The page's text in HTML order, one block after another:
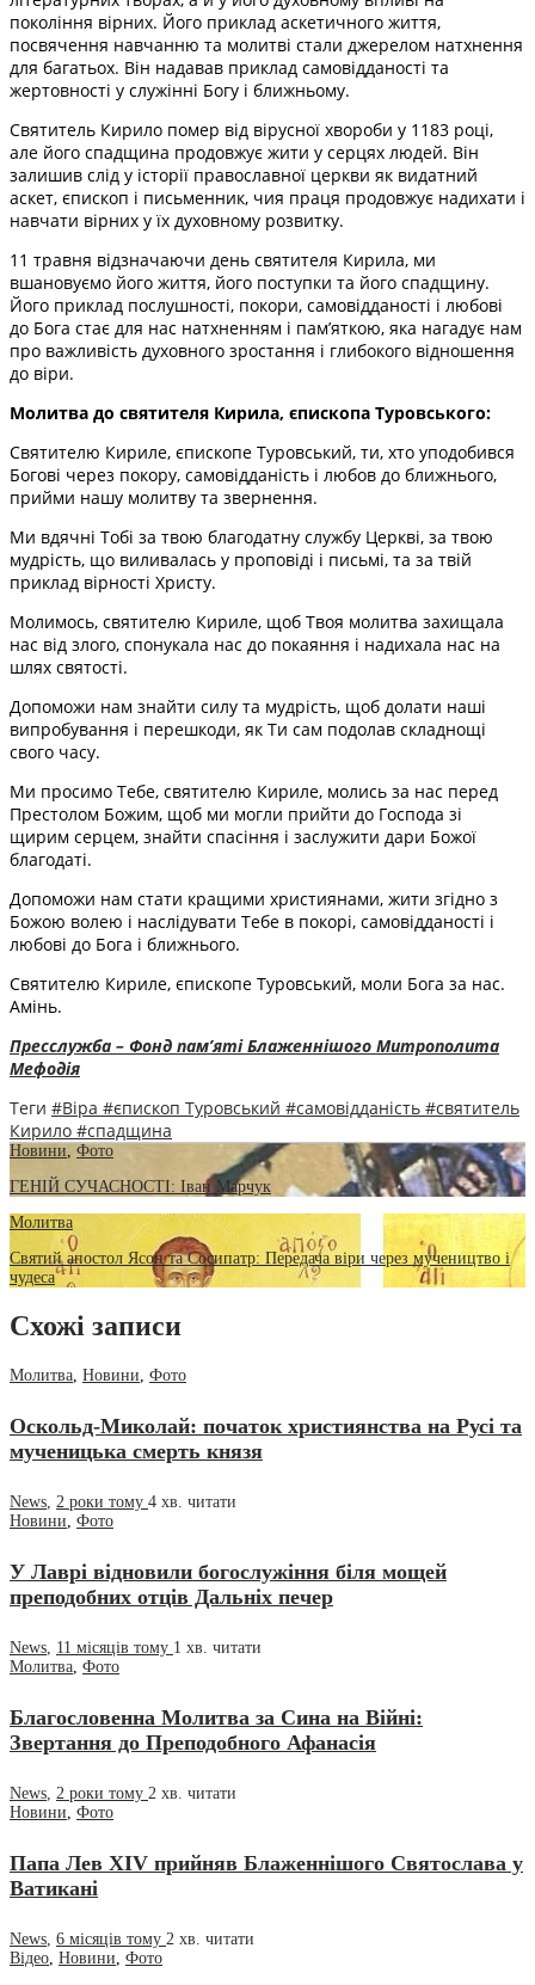
покоління вірних. Його приклад аскетичного життя,
посвячення навчанню та молитві стали джерелом натхнення
для багатьох. Він надавав приклад самовідданості та
жертовності у служінні Богу і ближньому.
Святитель Кирило помер від вірусної хвороби у 1183 році,
але його спадщина продовжує жити у серцях людей. Він
залишив слід у історії православної церкви як видатний
аскет, єпископ і письменник, чия праця продовжує надихати і
навчати вірних у їх духовному розвитку.
11 травня відзначаючи день святителя Кирила, ми
вшановуємо його життя, його поступки та його спадщину.
Його приклад послушності, покори, самовідданості і любові
до Бога стає для нас натхненням і пам’яткою, яка нагадує нам
про важливість духовного зростання і глибокого відношення
до віри.
Молитва до святителя Кирила, єпископа Туровського:
Святителю Кириле, єпископе Туровський, ти, хто уподобився
Богові через покору, самовідданість і любов до ближнього,
прийми нашу молитву та звернення.
Ми вдячні Тобі за твою благодатну службу Церкві, за твою
мудрість, що виливалась у проповіді і письмі, та за твій
приклад вірності Христу.
Молимось, святителю Кириле, щоб Твоя молитва захищала
нас від злого, спонукала нас до покаяння і надихала нас на
шлях святості.
Допоможи нам знайти силу та мудрість, щоб долати наші
випробування і перешкоди, як Ти сам подолав складнощі
свого часу.
Ми просимо Тебе, святителю Кириле, молись за нас перед
Престолом Божим, щоб ми могли прийти до Господа зі
щирим серцем, знайти спасіння і заслужити дари Божої
благодаті.
Допоможи нам стати кращими християнами, жити згідно з
Божою волею і наслідувати Тебе в покорі, самовідданості і
любові до Бога і ближнього.
Святителю Кириле, єпископе Туровський, моли Бога за нас.
Амінь.
Пресслужба – Фонд пам’яті Блаженнішого Митрополита
Мефодія
Теги #Віра #єпископ Туровський #самовідданість #святитель
Кирило #спадщина
Новини,Фото
ГЕНІЙ СУЧАСНОСТІ: Іван Марчук
Молитва
Святий апостол Ясон та Сосипатр: Передача віри через мучеництво і
чудеса
Схожі записи
Молитва, Новини, Фото
Оскольд-Миколай: початок християнства на Русі та
мученицька смерть князя
News, 2 роки тому 4 хв. читати
Новини, Фото
У Лаврі відновили богослужіння біля мощей
преподобних отців Дальніх печер
News, 11 місяців тому 1 хв. читати
Молитва, Фото
Благословенна Молитва за Сина на Війні:
Звертання до Преподобного Афанасія
News, 2 роки тому 2 хв. читати
Новини, Фото
Папа Лев XIV прийняв Блаженнішого Святослава у
Ватикані
News 6 місяців тому 2 хв. читати
Відео Новини Фото